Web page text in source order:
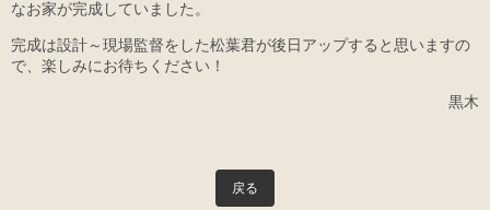
なお家が完成していました。
完成は設計～現場監督をした松葉君が後日アップすると思いますの
で、楽しみにお待ちください！
黒木
戻る